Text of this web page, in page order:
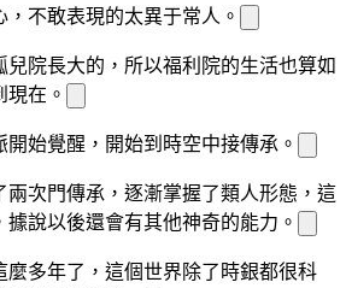
，不敢表現的太異于常人。
兒院長大的，所以福利院的生活也算如
在。
開始覺醒，開始到時空中接傳承。
兩次門傳承，逐漸掌握了類人形態，這
據說以後還會有其他神奇的能力。
麼多年了，這個世界除了時銀都很科